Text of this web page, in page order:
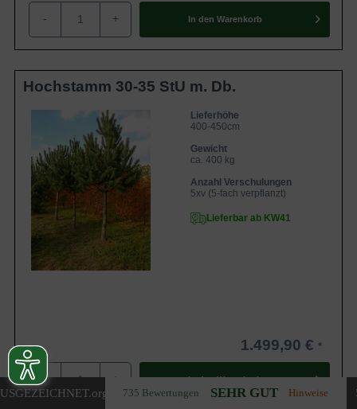
.org 735 Bewertungen SEHR GUT Hinweise
- + In den Warenkorb
Hochstamm 30-35 StU m. Db.
Lieferhöhe
400-450cm
Gewicht
ca. 400 kg
Anzahl Verschulungen
5xv (5-fach verpflanzt)
Lieferbar ab KW41
1.499,90 €
- + In den Warenkorb